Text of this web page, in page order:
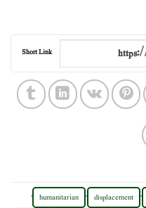
Short Link
,
displacement
,
humanitarian
,